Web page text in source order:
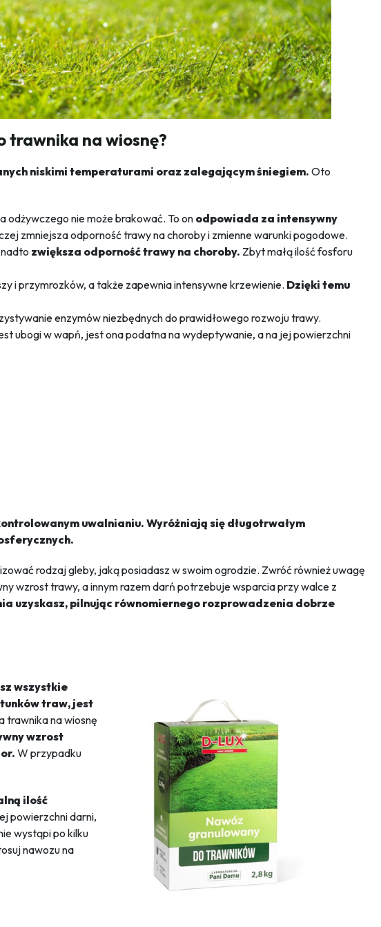
trawnika na wiosnę?
niskimi temperaturami oraz zalegającym śniegiem. Oto
odżywczego nie może brakować. To on odpowiada za intensywny
zmniejsza odporność trawy na choroby i zmienne warunki pogodowe.
zwiększa odporność trawy na choroby. Zbyt małą ilość fosforu
i przymrozków, a także zapewnia intensywne krzewienie. Dzięki temu
enzymów niezbędnych do prawidłowego rozwoju trawy.
ubogi w wapń, jest ona podatna na wydeptywanie, a na jej powierzchni
uwalnianiu. Wyróżniają się długotrwałym
rodzaj gleby, jaką posiadasz w swoim ogrodzie. Zwróć również uwagę
wzrost trawy, a innym razem darń potrzebuje wsparcia przy walce z
uzyskasz, pilnując równomiernego rozprowadzenia dobrze
wszystkie
traw, jest
trawnika na wiosnę
wzrost
W przypadku
ilość
powierzchni darni,
wystąpi po kilku
nawozu na